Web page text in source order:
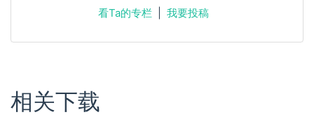
看Ta的专栏
我要投稿
相关下载